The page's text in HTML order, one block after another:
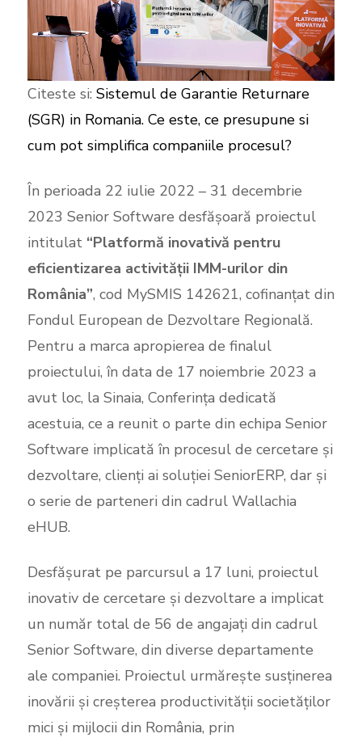
Citeste si: Sistemul de Garantie Returnare
(SGR) in Romania. Ce este, ce presupune si
cum pot simplifica companiile procesul?
În perioada 22 iulie 2022 – 31 decembrie
2023 Senior Software desfășoară proiectul
intitulat “Platformă inovativă pentru
eficientizarea activității IMM-urilor din
România”, cod MySMIS 142621, cofinanțat din
Fondul European de Dezvoltare Regională.
Pentru a marca apropierea de finalul
proiectului, în data de 17 noiembrie 2023 a
avut loc, la Sinaia, Conferința dedicată
acestuia, ce a reunit o parte din echipa Senior
Software implicată în procesul de cercetare și
dezvoltare, clienți ai soluției SeniorERP, dar și
o serie de parteneri din cadrul Wallachia
eHUB.
Desfășurat pe parcursul a 17 luni, proiectul
inovativ de cercetare și dezvoltare a implicat
un număr total de 56 de angajați din cadrul
Senior Software, din diverse departamente
ale companiei. Proiectul urmărește susținerea
inovării și creșterea productivității societăților
mici și mijlocii din România, prin